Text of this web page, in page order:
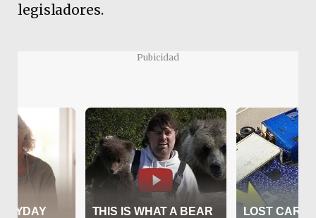
legisladores.
Pubicidad